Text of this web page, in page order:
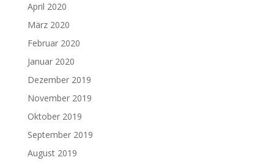
April 2020
März 2020
Februar 2020
Januar 2020
Dezember 2019
November 2019
Oktober 2019
September 2019
August 2019